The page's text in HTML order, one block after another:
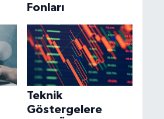
Fonları
Teknik
Göstergelere